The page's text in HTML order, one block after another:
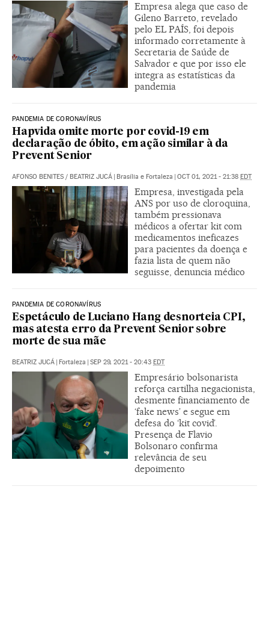
Empresa alega que caso de
Gileno Barreto, revelado
pelo EL PAÍS, foi depois
informado corretamente à
Secretaria de Saúde de
Salvador e que por isso ele
integra as estatísticas da
pandemia
PANDEMIA DE CORONAVÍRUS
Hapvida omite morte por covid-19 em
declaração de óbito, em ação similar à da
Prevent Senior
AFONSO BENITES / BEATRIZ JUCÁ Brasília e Fortaleza OCT 01, 2021 - 21:38 EDT
Empresa, investigada pela
ANS por uso de cloroquina,
também pressionava
médicos a ofertar kit com
medicamentos ineficazes
para pacientes da doença e
fazia lista de quem não
seguisse, denuncia médico
PANDEMIA DE CORONAVÍRUS
Espetáculo de Luciano Hang desnorteia CPI,
mas atesta erro da Prevent Senior sobre
morte de sua mãe
BEATRIZ JUCÁ Fortaleza SEP 29, 2021 - 20:43 EDT
Empresário bolsonarista
reforça cartilha negacionista,
desmente financiamento de
‘fake news’ e segue em
defesa do ‘kit covid’.
Presença de Flavio
Bolsonaro confirma
relevância de seu
depoimento